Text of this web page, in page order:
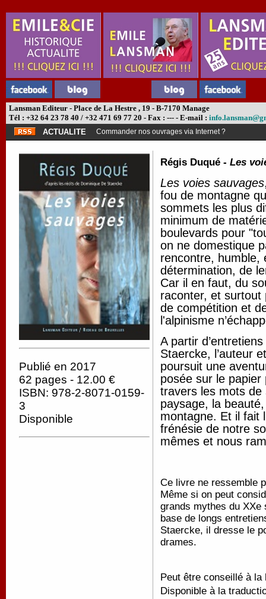
Lansman Editeur - Place de La Hestre , 19 - B-7170 Manage
Tél : +32 64 23 78 40 / +32 471 69 77 20 - Fax : --- - E-mail :
ACTUALITE
Commander nos ouvrages via Internet ?
Publié en 2017
62 pages - 12.00 €
ISBN: 978-2-8071-0159-
3
Disponible
Régis Duqué - Les
Les voies sauvages
fou de montagne
sommets les plus
minimum de
boulevards pour
on ne domestique
rencontre, humble,
détermination, de
Car il en faut, du
raconter, et surtout
de compétition et
l'alpinisme
A partir
Staercke, l’auteur
poursuit une
posée sur le
travers les mots de
paysage, la
montagne. Et il fait
frénésie de notre
mêmes et nous
Ce livre ne ressemble
Même si on peut
grands mythes du XXe
base de longs
Staercke, il dresse le
drames.
Peut être conseillé à
Disponible à la